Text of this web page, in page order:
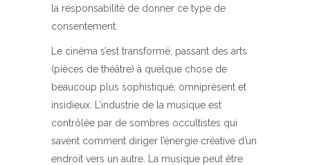
la responsabilité de donner ce type de
consentement.
Le cinéma s’est transformé, passant des arts
(pièces de théâtre) à quelque chose de
beaucoup plus sophistiqué, omniprésent et
insidieux. L’industrie de la musique est
contrôlée par de sombres occultistes qui
savent comment diriger l’énergie créative d’un
endroit vers un autre. La musique peut être